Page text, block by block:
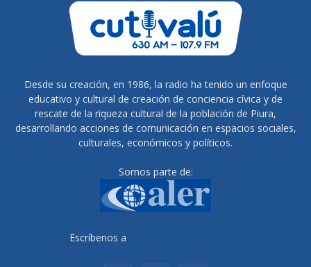
Desde su creación, en 1986, la radio ha tenido un enfoque
educativo y cultural de creación de conciencia cívica y de
rescate de la riqueza cultural de la población de Piura,
desarrollando acciones de comunicación en espacios sociales,
culturales, económicos y políticos.
Somos parte de:
Escríbenos a